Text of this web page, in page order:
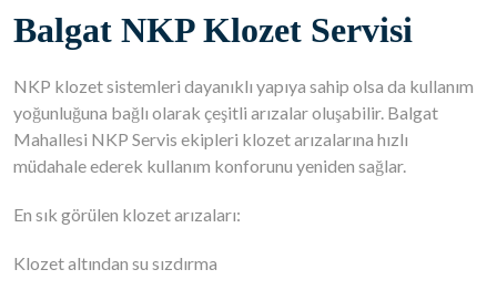
Balgat NKP Klozet Servisi
NKP klozet sistemleri dayanıklı yapıya sahip olsa da kullanım
yoğunluğuna bağlı olarak çeşitli arızalar oluşabilir. Balgat
Mahallesi NKP Servis ekipleri klozet arızalarına hızlı
müdahale ederek kullanım konforunu yeniden sağlar.
En sık görülen klozet arızaları:
Klozet altından su sızdırma